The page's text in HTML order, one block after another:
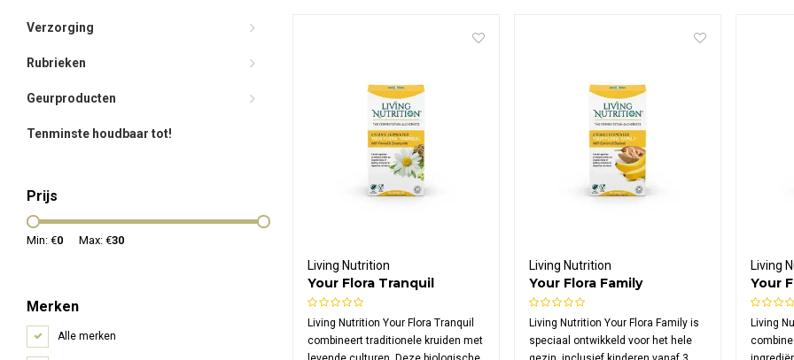
Verzorging
Rubrieken
Geurproducten
Tenminste houdbaar tot!
Prijs
Min: €0 Max: €30
Merken
Alle merken
Living Nutrition
Your Flora Tranquil
Gefermenteerde Venkel
Kamille Bio
Living Nutrition Your Flora Tranquil
combineert traditionele kruiden met
Living Nutrition
Your Flora Family
Gefermenteerde Baobab
Banaan Bio
Living Nutrition Your Flora Family is
speciaal ontwikkeld voor het hele
Living
Your
Vera
Living